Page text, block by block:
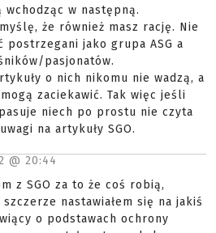
w następną.
że również masz rację. Nie
postrzegani jako grupa ASG a
pasjonatów.
o nich nikomu nie wadzą, a
zaciekawić. Tak więc jeśli
niech po prostu nie czyta
na artykuły SGO.
@ 20:44
z SGO za to że coś robią,
nastawiałem się na jakiś
o podstawach ochrony